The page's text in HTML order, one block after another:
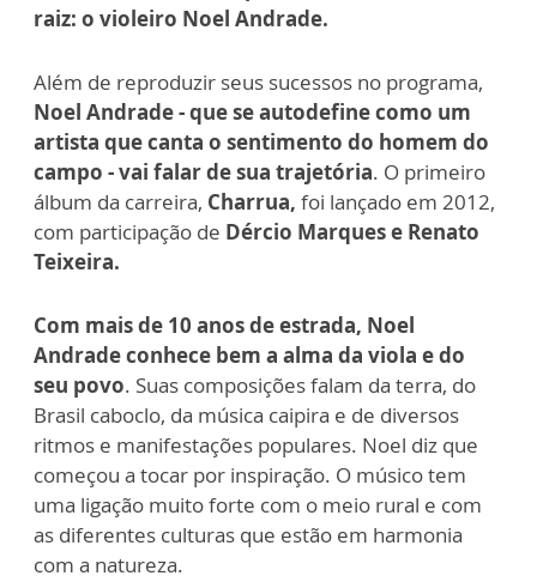
raiz: o violeiro Noel Andrade.
Além de reproduzir seus sucessos no programa,
Noel Andrade - que se autodefine como um
artista que canta o sentimento do homem do
campo - vai falar de sua trajetória. O primeiro
álbum da carreira, Charrua, foi lançado em 2012,
com participação de Dércio Marques e Renato
Teixeira.
Com mais de 10 anos de estrada, Noel
Andrade conhece bem a alma da viola e do
seu povo. Suas composições falam da terra, do
Brasil caboclo, da música caipira e de diversos
ritmos e manifestações populares. Noel diz que
começou a tocar por inspiração. O músico tem
uma ligação muito forte com o meio rural e com
as diferentes culturas que estão em harmonia
com a natureza.